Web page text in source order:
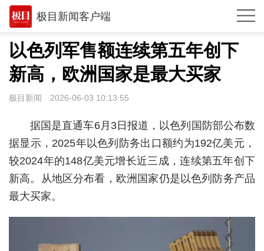
极目新闻客户端
推荐
观点
时政
武汉
世相
环球
以色列军售额连续第五年创下
新高，欧洲国家是最大买家
极目新闻 2026-06-03 10:13:55
据国是直通车6月3日报道，以色列国防部公布数
据显示，2025年以色列防务出口额约为192亿美元，
较2024年的148亿美元增长近三成，连续第五年创下
新高。从地区分布看，欧洲国家仍是以色列防务产品
最大买家。